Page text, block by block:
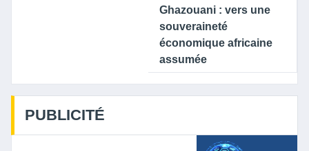
Ghazouani : vers une
souveraineté
économique africaine
assumée
PUBLICITÉ